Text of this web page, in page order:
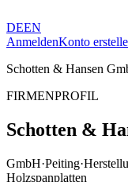
DEEN
AnmeldenKonto
Schotten & Hansen
FIRMENPROFIL
Schotten &
GmbH·Peiting·
Holzspanplatten